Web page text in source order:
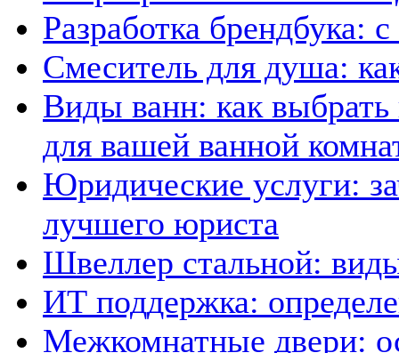
Разработка брендбука:
Смеситель для душа:
Виды ванн: как
для вашей ванной
Юридические услуги:
лучшего юриста
Швеллер стальной:
ИТ поддержка:
Межкомнатные двери: